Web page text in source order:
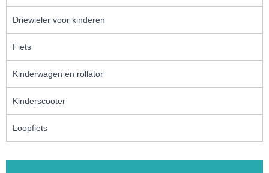
Driewieler voor kinderen
Fiets
Kinderwagen en rollator
Kinderscooter
Loopfiets